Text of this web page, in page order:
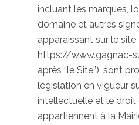
incluant les marques,
domaine et autres
apparaissant sur le site
https://www.gagnac-
après “le Site”), sont
législation en vigueur
intellectuelle et le droit
appartiennent à la